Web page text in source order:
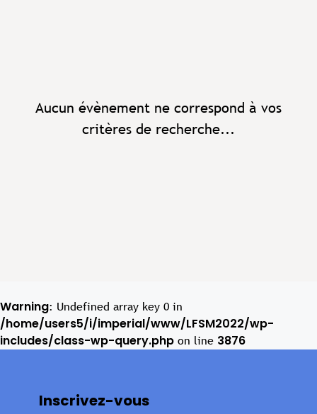
Aucun évènement ne correspond à vos
critères de recherche...
Warning: Undefined array key 0 in
/home/users5/i/imperial/www/LFSM2022/wp-
includes/class-wp-query.php on line 3876
Inscrivez-vous